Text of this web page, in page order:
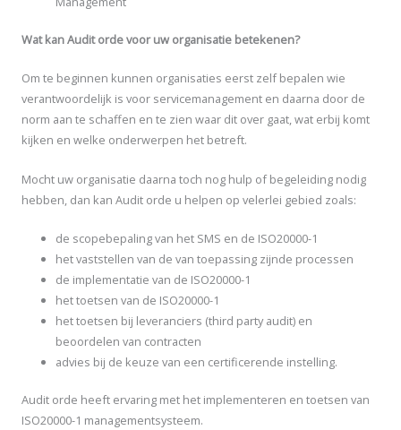
Wat kan Audit orde voor uw organisatie betekenen?
Om te beginnen kunnen organisaties eerst zelf bepalen wie
verantwoordelijk is voor servicemanagement en daarna door de
norm aan te schaffen en te zien waar dit over gaat, wat erbij komt
kijken en welke onderwerpen het betreft.
Mocht uw organisatie daarna toch nog hulp of begeleiding nodig
hebben, dan kan Audit orde u helpen op velerlei gebied zoals:
de scopebepaling van het SMS en de ISO20000-1
het vaststellen van de van toepassing zijnde processen
de implementatie van de ISO20000-1
het toetsen van de ISO20000-1
het toetsen bij leveranciers (third party audit) en
beoordelen van contracten
advies bij de keuze van een certificerende instelling.
Audit orde heeft ervaring met het implementeren en toetsen van
ISO20000-1 managementsysteem.